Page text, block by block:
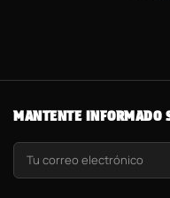
MANTENTE INFORMADO